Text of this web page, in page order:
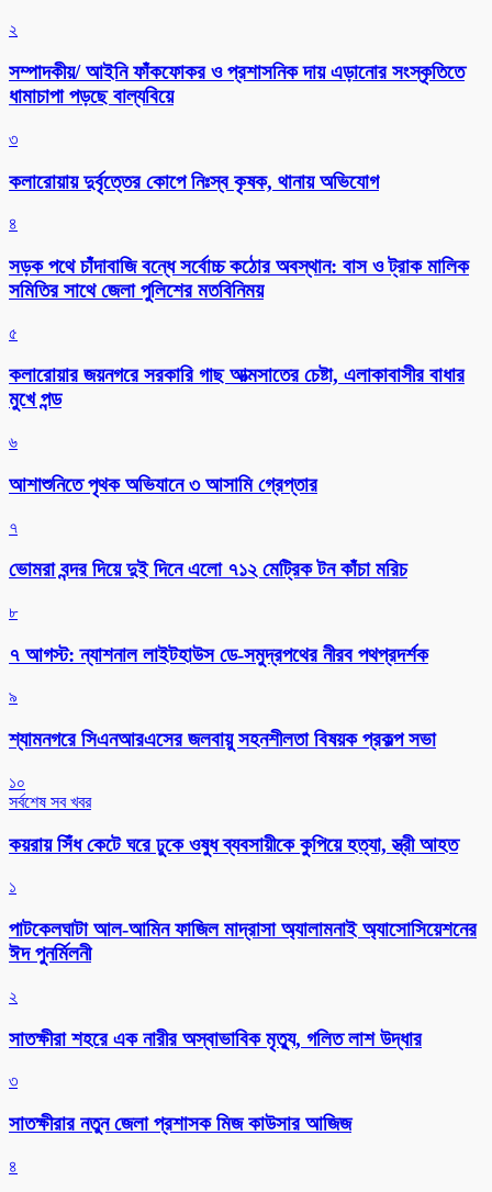
২
সম্পাদকীয়/ আইনি ফাঁকফোকর ও প্রশাসনিক দায় এড়ানোর সংস্কৃতিতে
ধামাচাপা পড়ছে বাল্যবিয়ে
৩
কলারোয়ায় দুর্বৃত্তের কোপে নিঃস্ব কৃষক, থানায় অভিযোগ
৪
সড়ক পথে চাঁদাবাজি বন্ধে সর্বোচ্চ কঠোর অবস্থান: বাস ও ট্রাক মালিক
সমিতির সাথে জেলা পুলিশের মতবিনিময়
৫
কলারোয়ার জয়নগরে সরকারি গাছ আত্মসাতের চেষ্টা, এলাকাবাসীর বাধার
মুখে পন্ড
৬
আশাশুনিতে পৃথক অভিযানে ৩ আসামি গ্রেপ্তার
৭
ভোমরা বন্দর দিয়ে দুই দিনে এলো ৭১২ মেট্রিক টন কাঁচা মরিচ
৮
৭ আগস্ট: ন্যাশনাল লাইটহাউস ডে-সমুদ্রপথের নীরব পথপ্রদর্শক
৯
শ্যামনগরে সিএনআরএসের জলবায়ু সহনশীলতা বিষয়ক প্রকল্প সভা
১০
সর্বশেষ সব খবর
কয়রায় সিঁধ কেটে ঘরে ঢুকে ওষুধ ব্যবসায়ীকে কুপিয়ে হত্যা, স্ত্রী আহত
১
পাটকেলঘাটা আল-আমিন ফাজিল মাদ্রাসা অ্যালামনাই অ্যাসোসিয়েশনের
ঈদ পুনর্মিলনী
২
সাতক্ষীরা শহরে এক নারীর অস্বাভাবিক মৃত্যু, গলিত লাশ উদ্ধার
৩
সাতক্ষীরার নতুন জেলা প্রশাসক মিজ কাউসার আজিজ
৪